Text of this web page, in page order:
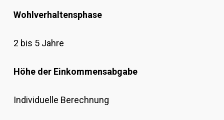
Wohlverhaltensphase
2 bis 5 Jahre
Höhe der Einkommensabgabe
Individuelle Berechnung